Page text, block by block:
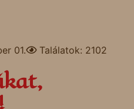
01. Találatok: 2102